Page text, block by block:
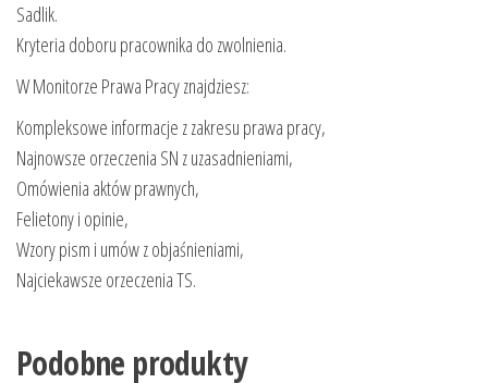
Sadlik.
Kryteria doboru pracownika do zwolnienia.
W Monitorze Prawa Pracy znajdziesz:
Kompleksowe informacje z zakresu prawa pracy,
Najnowsze orzeczenia SN z uzasadnieniami,
Omówienia aktów prawnych,
Felietony i opinie,
Wzory pism i umów z objaśnieniami,
Najciekawsze orzeczenia TS.
Podobne produkty